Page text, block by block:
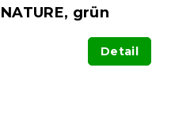
grün
Detail